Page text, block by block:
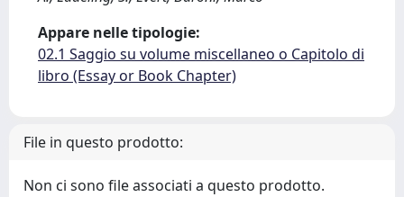
Appare nelle tipologie:
02.1 Saggio su volume miscellaneo o Capitolo di
libro (Essay or Book Chapter)
File in questo prodotto:
Non ci sono file associati a questo prodotto.